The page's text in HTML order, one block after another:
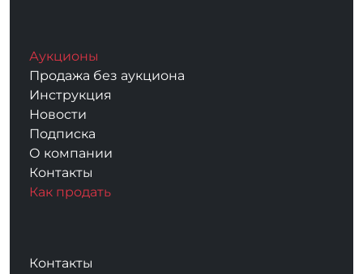
Аукционы
Продажа без аукциона
Инструкция
Новости
Подписка
О компании
Контакты
Как продать
Контакты